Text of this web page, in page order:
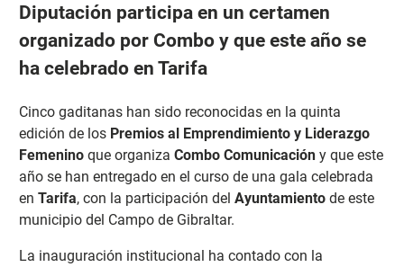
Diputación participa en un certamen
organizado por Combo y que este año se
ha celebrado en Tarifa
Cinco gaditanas han sido reconocidas en la quinta
edición de losPremios al Emprendimiento y Liderazgo
Femeninoque organiza Combo Comunicacióny que este
año se han entregado en el curso de una gala celebrada
en Tarifa, con la participación del Ayuntamientode este
municipio del Campo de Gibraltar.
La inauguración institucional ha contado con la